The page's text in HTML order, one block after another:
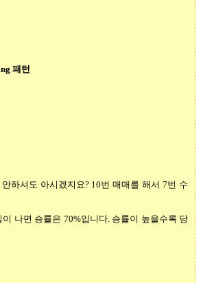
패턴
하셔도 아시겠지요? 10번 매매를 해서 7번 수
이 나면 승률은 70%입니다. 승률이 높을수록 당